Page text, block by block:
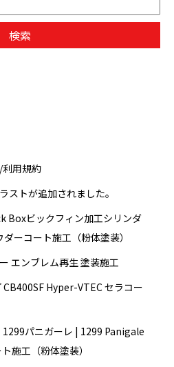
用規約
ストが追加されました。
Boxビックフィン加工シリンダ
ーコート施工（粉体塗装）
エンブレム再生 塗装施工
CB400SF Hyper-VTEC セラコー
パニガーレ | 1299 Panigale
施工（粉体塗装）